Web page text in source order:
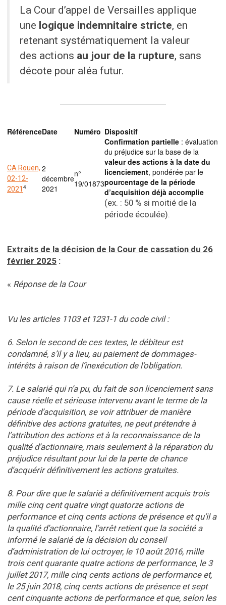
La Cour d’appel de Versailles applique
une logique indemnitaire stricte, en
retenant systématiquement la valeur
des actions au jour de la rupture, sans
décote pour aléa futur.
RéférenceDate Numéro Dispositif
CA Rouen,
02-12-
2021 4
2
décembre
2021
n°
19/01873
Confirmation partielle : évaluation
du préjudice sur la base de la
valeur des actions à la date du
licenciement, pondérée par le
pourcentage de la période
d’acquisition déjà accomplie
(ex. : 50 % si moitié de la
période écoulée).
Extraits de la décision de la Cour de cassation du 26
février 2025 :
« Réponse de la Cour
Vu les articles 1103 et 1231-1 du code civil :
6. Selon le second de ces textes, le débiteur est
condamné, s’il y a lieu, au paiement de dommages-
intérêts à raison de l’inexécution de l’obligation.
7. Le salarié qui n’a pu, du fait de son licenciement sans
cause réelle et sérieuse intervenu avant le terme de la
période d’acquisition, se voir attribuer de manière
définitive des actions gratuites, ne peut prétendre à
l’attribution des actions et à la reconnaissance de la
qualité d’actionnaire, mais seulement à la réparation du
préjudice résultant pour lui de la perte de chance
d’acquérir définitivement les actions gratuites.
8. Pour dire que le salarié a définitivement acquis trois
mille cinq cent quatre vingt quatorze actions de
performance et cinq cents actions de présence et qu’il a
la qualité d’actionnaire, l’arrêt retient que la société a
informé le salarié de la décision du conseil
d’administration de lui octroyer, le 10 août 2016, mille
trois cent quarante quatre actions de performance, le 3
juillet 2017, mille cinq cents actions de performance et,
le 25 juin 2018, cinq cents actions de présence et sept
cent cinquante actions de performance et que, selon les